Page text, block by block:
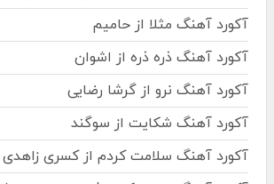
آکورد آهنگ مثلا از حامیم
آکورد آهنگ ذره ذره از اشوان
آکورد آهنگ نرو از گرشا رضایی
آکورد آهنگ شکایت از سوگند
آکورد آهنگ سلامت کردم از کسری زاهدی